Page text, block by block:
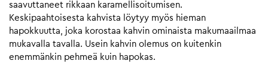
saavuttaneet rikkaan karamellisoitumisen.
Keskipaahtoisesta kahvista löytyy myös hieman
hapokkuutta, joka korostaa kahvin ominaista makumaailmaa
mukavalla tavalla. Usein kahvin olemus on kuitenkin
enemmänkin pehmeä kuin hapokas.